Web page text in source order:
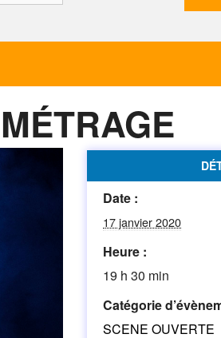
Date :
17 janvier 2020
Heure :
19 h 30 min
Catégorie
SCENE OUVERTE